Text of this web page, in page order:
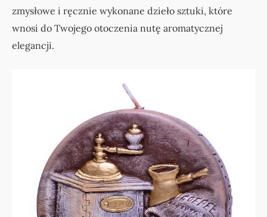
zmysłowe i ręcznie wykonane dzieło sztuki, które
wnosi do Twojego otoczenia nutę aromatycznej
elegancji.